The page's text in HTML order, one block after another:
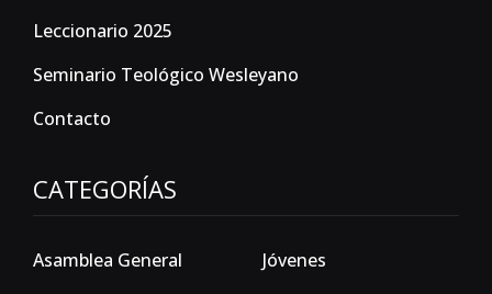
Leccionario 2025
Seminario Teológico Wesleyano
Contacto
CATEGORÍAS
Asamblea General
Jóvenes